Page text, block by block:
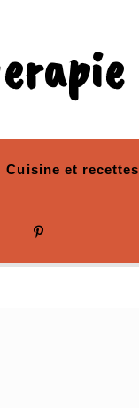
Cuisine et recettes